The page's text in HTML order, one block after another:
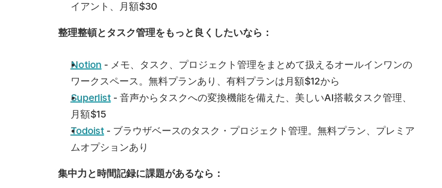
イアント、月額$30
整理整頓とタスク管理をもっと良くしたいなら：
Notion - メモ、タスク、プロジェクト管理をまとめて扱えるオールインワンの
ワークスペース。無料プランあり、有料プランは月額$12から
Superlist - 音声からタスクへの変換機能を備えた、美しいAI搭載タスク管理、
月額$15
Todoist - ブラウザベースのタスク・プロジェクト管理。無料プラン、プレミア
ムオプションあり
集中力と時間記録に課題があるなら：